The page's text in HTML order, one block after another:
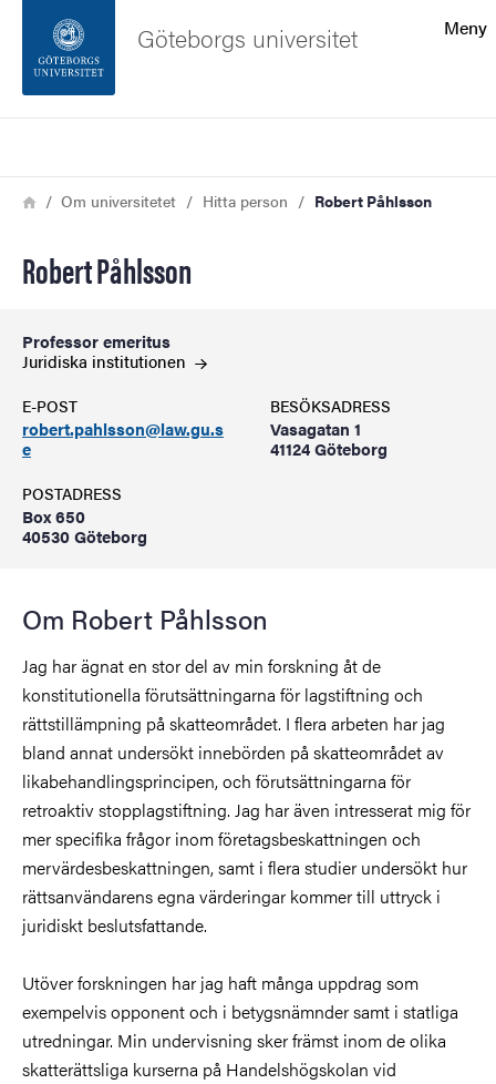
Sidfoten
Meny
Göteborgs universitet
Länkstig
HemOm universitetet Hitta person Robert Påhlsson
Robert Påhlsson
Professor emeritus
Juridiska institutionen
E-POST
robert.pahlsson@law.gu.s
e
BESÖKSADRESS
Vasagatan 1
41124 Göteborg
POSTADRESS
Box 650
40530 Göteborg
Om Robert Påhlsson
Jag har ägnat en stor del av min forskning åt de
konstitutionella förutsättningarna för lagstiftning och
rättstillämpning på skatteområdet. I flera arbeten har jag
bland annat undersökt innebörden på skatteområdet av
likabehandlingsprincipen, och förutsättningarna för
retroaktiv stopplagstiftning. Jag har även intresserat mig för
mer specifika frågor inom företagsbeskattningen och
mervärdesbeskattningen, samt i flera studier undersökt hur
rättsanvändarens egna värderingar kommer till uttryck i
juridiskt beslutsfattande.
Utöver forskningen har jag haft många uppdrag som
exempelvis opponent och i betygsnämnder samt i statliga
utredningar. Min undervisning sker främst inom de olika
skatterättsliga kurserna på Handelshögskolan vid